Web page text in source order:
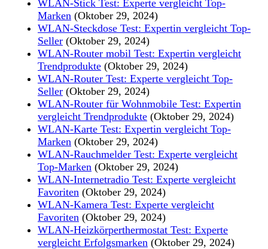
WLAN-Stick Test: Experte vergleicht Top-
Marken (Oktober 29, 2024)
WLAN-Steckdose Test: Expertin vergleicht Top-
Seller (Oktober 29, 2024)
WLAN-Router mobil Test: Expertin vergleicht
Trendprodukte (Oktober 29, 2024)
WLAN-Router Test: Experte vergleicht Top-
Seller (Oktober 29, 2024)
WLAN-Router für Wohnmobile Test: Expertin
vergleicht Trendprodukte (Oktober 29, 2024)
WLAN-Karte Test: Expertin vergleicht Top-
Marken (Oktober 29, 2024)
WLAN-Rauchmelder Test: Experte vergleicht
Top-Marken (Oktober 29, 2024)
WLAN-Internetradio Test: Experte vergleicht
Favoriten (Oktober 29, 2024)
WLAN-Kamera Test: Experte vergleicht
Favoriten (Oktober 29, 2024)
WLAN-Heizkörperthermostat Test: Experte
vergleicht Erfolgsmarken (Oktober 29, 2024)